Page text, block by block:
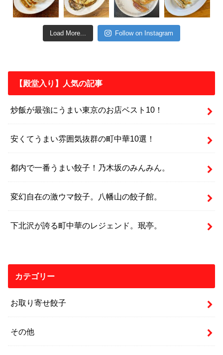
Load More... Follow on Instagram
【殿堂入り】人気の記事
炒飯が最強にうまい東京のお店ベスト10！
安くてうまい雰囲気抜群の町中華10選！
都内で一番うまい餃子！乃木坂のみんみん。
変幻自在の激ウマ餃子。八幡山の餃子館。
下北沢が誇る町中華のレジェンド。珉亭。
カテゴリー
お取り寄せ餃子
その他